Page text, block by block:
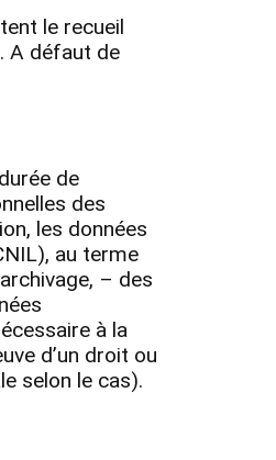
le recueil
A défaut de
de
des
les données
au terme
– des
à la
d’un droit ou
selon le cas).